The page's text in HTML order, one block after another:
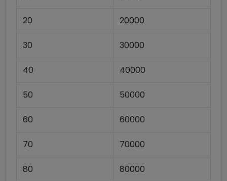
20 20000
30 30000
40 40000
50 50000
60 60000
70 70000
80 80000